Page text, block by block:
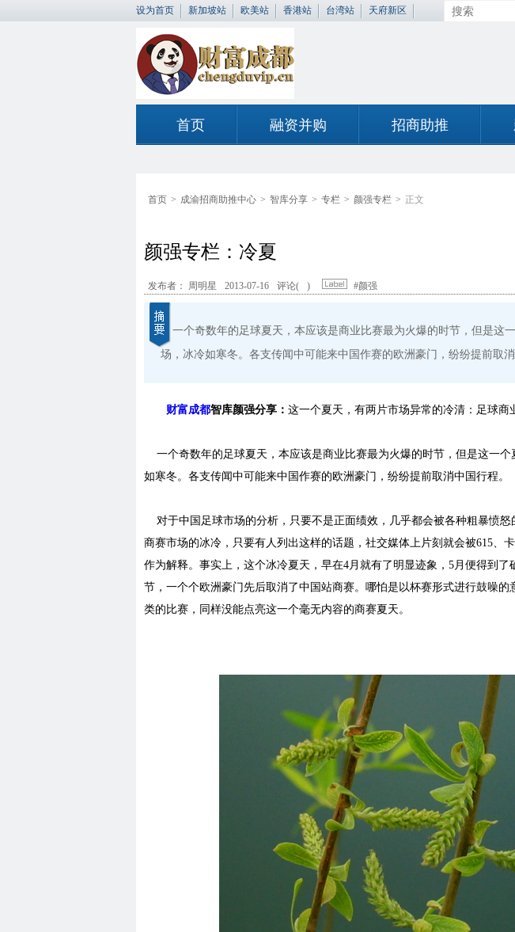
设为首页 新加坡站 欧美站 香港站 台湾站 天府新区
首页 融资并购 招商助推
首页 > 成渝招商助推中心 > 智库分享 > 专栏 > 颜强专栏 > 正文
颜强专栏：冷夏
发布者： 周明星 2013-07-16 评论( ) #颜强
一个奇数年的足球夏天，本应该是商业比赛最为火爆的时节，但是这
场，冰冷如寒冬。各支传闻中可能来中国作赛的欧洲豪门，纷纷提前取消
财富成都智库颜强分享： 这一个夏天，有两片市场异常的冷清：足球商
一个奇数年的足球夏天，本应该是商业比赛最为火爆的时节，但是这一个
如寒冬。各支传闻中可能来中国作赛的欧洲豪门，纷纷提前取消中国行程。
对于中国足球市场的分析，只要不是正面绩效，几乎都会被各种粗暴愤怒
商赛市场的冰冷，只要有人列出这样的话题，社交媒体上片刻就会被615、
作为解释。事实上，这个冰冷夏天，早在4月就有了明显迹象，5月便得到了
节，一个个欧洲豪门先后取消了中国站商赛。哪怕是以杯赛形式进行鼓噪的
类的比赛，同样没能点亮这一个毫无内容的商赛夏天。